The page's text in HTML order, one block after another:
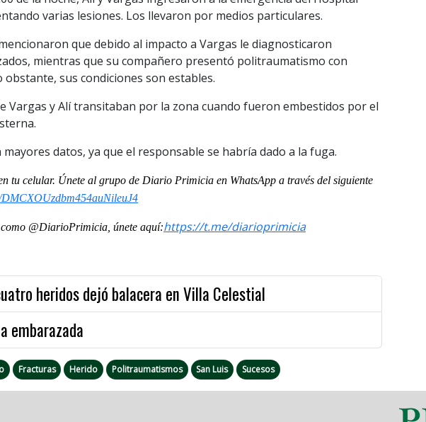
varias lesiones. Los llevaron por medios particulares.
que debido al impacto a Vargas le diagnosticaron
mientras que su compañero presentó politraumatismo con
sus condiciones son estables.
Vargas y Alí transitaban por la zona cuando fueron embestidos por el
datos, ya que el responsable se habría dado a la fuga.
tu celular. Únete al grupo de Diario Primicia en WhatsApp a través del siguiente
como @DiarioPrimicia, únete aquí:https://t.me/diarioprimicia
heridos dejó balacera en Villa Celestial
embarazada
Fracturas Herido Politraumatismos San Luis Sucesos